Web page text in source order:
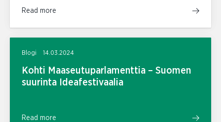
Read more
Blogi 14.03.2024
Kohti Maaseutuparlamenttia – Suomen
suurinta Ideafestivaalia
Read more